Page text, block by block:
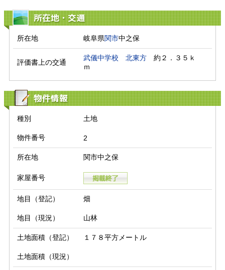
所在地・交通
所在地 岐阜県関市中之保
評価書上の交通
武儀中学校 北東方 約２．３５ｋ
ｍ
物件情報
種別 土地
物件番号 2
所在地 関市中之保
家屋番号
地目（登記） 畑
地目（現況） 山林
土地面積（登記） １７８平方メートル
土地面積（現況）